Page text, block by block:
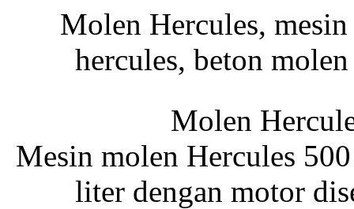
Jual Molen 125 Liter
Molen Hercules,
hercules, beton
Molen
Mesin molen Hercules
liter dengan motor